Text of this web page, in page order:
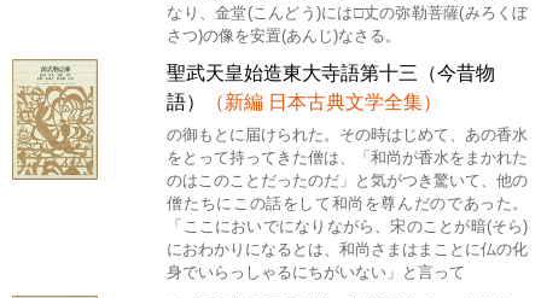
なり、金堂(こんどう)には□丈の弥勒菩薩(みろくぼ
さつ)の像を安置(あんじ)なさる。
聖武天皇始造東大寺語第十三（今昔物
語）
（新編 日本古典文学全集）
の御もとに届けられた。その時はじめて、あの香水
をとって持ってきた僧は、「和尚が香水をまかれた
のはこのことだったのだ」と気がつき驚いて、他の
僧たちにこの話をして和尚を尊んだのであった。
「ここにおいでになりながら、宋のことが暗(そら)
におわかりになるとは、和尚さまはまことに仏の化
身でいらっしゃるにちがいない」と言って